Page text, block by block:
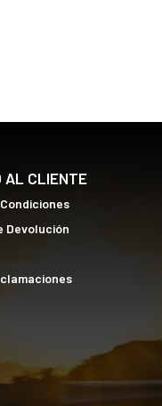
AL CLIENTE
Devolución